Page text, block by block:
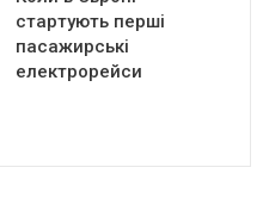
стартують перші
пасажирські
електрорейси